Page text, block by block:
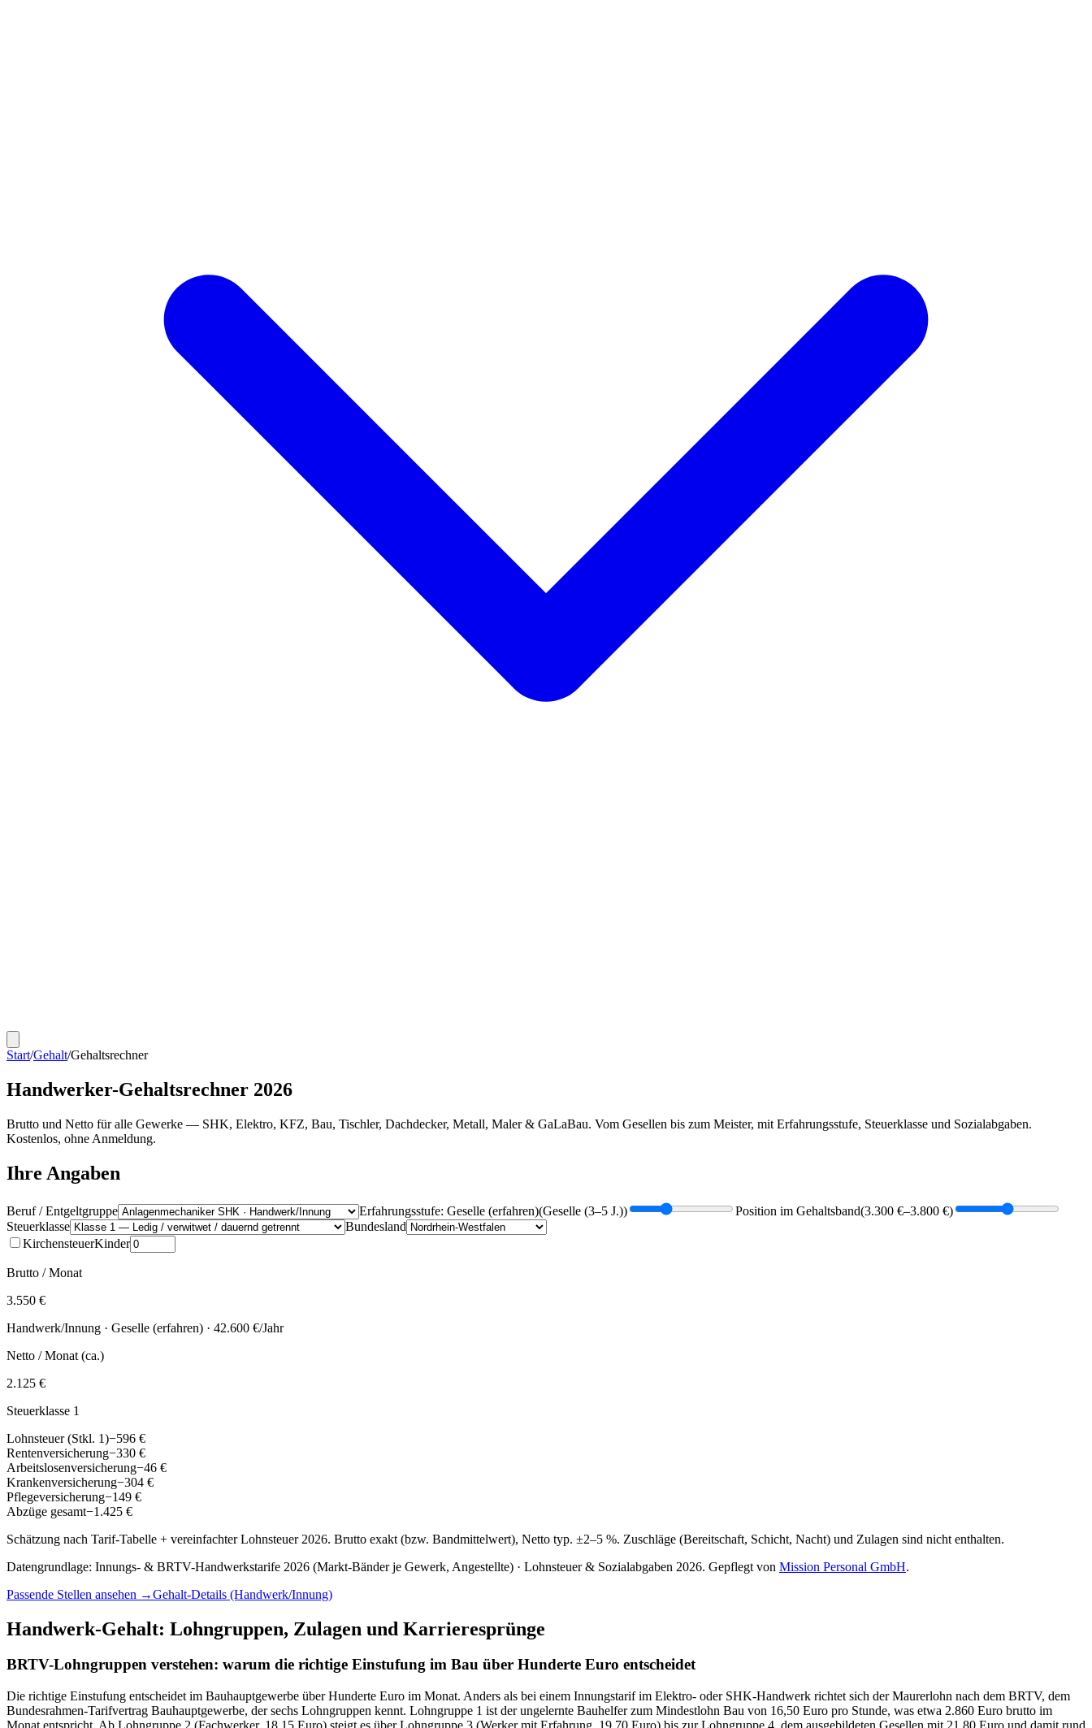
Start/Gehalt/Gehaltsrechner
Handwerker-Gehaltsrechner 2026
Brutto und Netto für alle Gewerke — SHK, Elektro, KFZ, Bau, Tischler, Dachdecker, Metall, Maler & GaLaBau. Vom Gesellen bis zum Meister, mit Erfahrungsstufe, Steuerklasse und Sozialabgaben.
Kostenlos, ohne Anmeldung.
Ihre Angaben
Beruf / Entgeltgruppe Erfahrungsstufe: Geselle (erfahren)(Geselle (3–5 J.)) Position im Gehaltsband(3.300 €–3.800 €)
Steuerklasse
Bundesland
KirchensteuerKinder
Brutto / Monat
3.550 €
Handwerk/Innung · Geselle (erfahren) · 42.600 €/Jahr
Netto / Monat (ca.)
2.125 €
Steuerklasse 1
Lohnsteuer (Stkl. 1)−596 €
Rentenversicherung−330 €
Arbeitslosenversicherung−46 €
Krankenversicherung−304 €
Pflegeversicherung−149 €
Abzüge gesamt−1.425 €
Schätzung nach Tarif-Tabelle + vereinfachter Lohnsteuer 2026. Brutto exakt (bzw. Bandmittelwert), Netto typ. ±2–5 %. Zuschläge (Bereitschaft, Schicht, Nacht) und Zulagen sind nicht enthalten.
Datengrundlage: Innungs- & BRTV-Handwerkstarife 2026 (Markt-Bänder je Gewerk, Angestellte) · Lohnsteuer & Sozialabgaben 2026. Gepflegt von Mission Personal GmbH.
Passende Stellen ansehen →Gehalt-Details (Handwerk/Innung)
Handwerk-Gehalt: Lohngruppen, Zulagen und Karrieresprünge
BRTV-Lohngruppen verstehen: warum die richtige Einstufung im Bau über Hunderte Euro entscheidet
Die richtige Einstufung entscheidet im Bauhauptgewerbe über Hunderte Euro im Monat. Anders als bei einem Innungstarif im Elektro- oder SHK-Handwerk richtet sich der Maurerlohn nach dem BRTV, dem
Bundesrahmen-Tarifvertrag Bauhauptgewerbe, der sechs Lohngruppen kennt. Lohngruppe 1 ist der ungelernte Bauhelfer zum Mindestlohn Bau von 16,50 Euro pro Stunde, was etwa 2.860 Euro brutto im